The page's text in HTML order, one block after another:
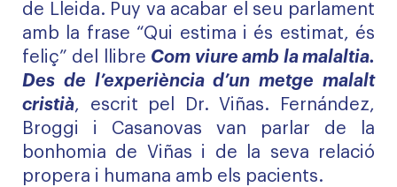
de Lleida. Puy va acabar el seu parlament
amb la frase “Qui estima i és estimat, és
feliç” del llibre Com viure amb la malaltia.
Des de l’experiència d’un metge malalt
cristià, escrit pel Dr. Viñas. Fernández,
Broggi i Casanovas van parlar de la
bonhomia de Viñas i de la seva relació
propera i humana amb els pacients.